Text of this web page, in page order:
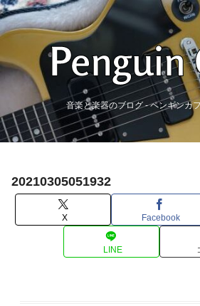
音楽と楽器のブログ - ペンギンカ
20210305051932
X Facebook
LINE